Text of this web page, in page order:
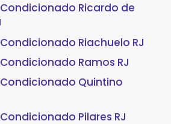
Ricardo de
Riachuelo RJ
Ramos RJ
Quintino
Pilares RJ